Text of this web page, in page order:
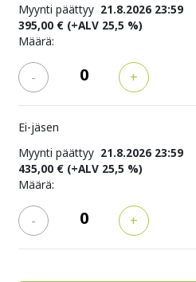
Myynti päättyy 21.8.2026 23:59
395,00 € (+ALV 25,5 %)
Määrä:
- +
Ei-jäsen
Myynti päättyy 21.8.2026 23:59
435,00 € (+ALV 25,5 %)
Määrä:
- +